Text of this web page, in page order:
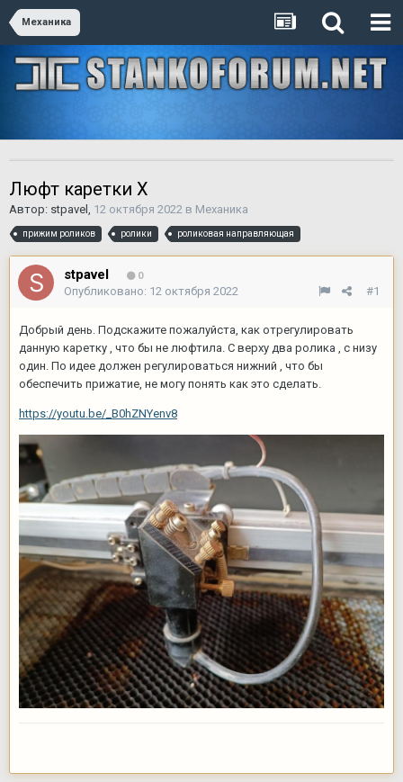
Механика
Люфт каретки X
Автор: stpavel , 12 октября 2022 в Механика
прижим роликов ролики роликовая направляющая
stpavel 0
#1
Опубликовано: 12 октября 2022
Добрый день. Подскажите пожалуйста, как отрегулировать
данную каретку , что бы не люфтила. С верху два ролика , с низу
один. По идее должен регулироваться нижний , что бы
обеспечить прижатие, не могу понять как это сделать.
https://youtu.be/_B0hZNYenv8